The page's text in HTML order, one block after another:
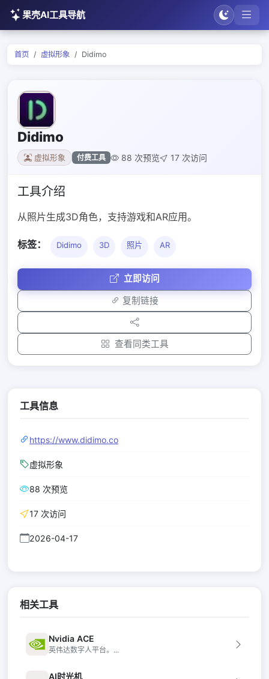
果壳AI工具导航
首页 虚拟形象 Didimo
Didimo
虚拟形象 付费工具 88 次预览 17 次访问
工具介绍
从照片生成3D角色，支持游戏和AR应用。
标签： Didimo 3D 照片 AR
立即访问
复制链接
查看同类工具
工具信息
https://www.didimo.co
虚拟形象
88 次预览
17 次访问
2026-04-17
相关工具
Nvidia ACE
英伟达数字人平台。...
AI时光机